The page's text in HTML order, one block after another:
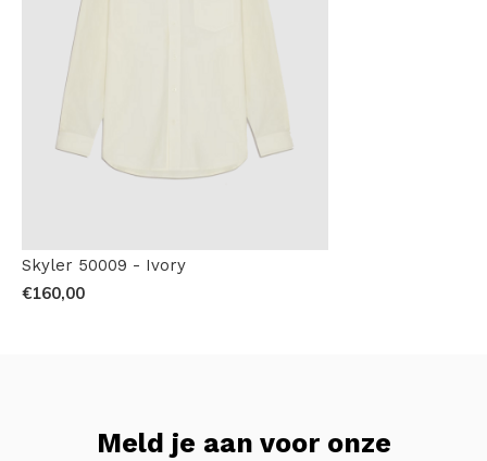
Skyler 50009 - Ivory
€160,00
Meld je aan voor onze